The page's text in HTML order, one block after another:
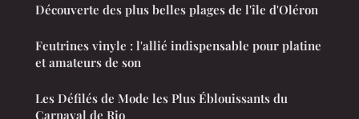
Découverte des plus belles plages de l'île d'Oléron
Feutrines vinyle : l'allié indispensable pour platine
et amateurs de son
Les Défilés de Mode les Plus Éblouissants du
Carnaval de Rio